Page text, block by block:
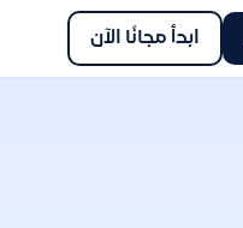
ابدأ مجانًا الآن